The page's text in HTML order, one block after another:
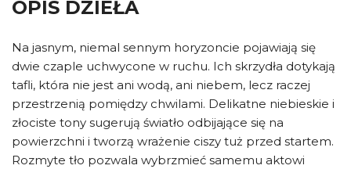
OPIS DZIEŁA
Na jasnym, niemal sennym horyzoncie pojawiają się
dwie czaple uchwycone w ruchu. Ich skrzydła dotykają
tafli, która nie jest ani wodą, ani niebem, lecz raczej
przestrzenią pomiędzy chwilami. Delikatne niebieskie i
złociste tony sugerują światło odbijające się na
powierzchni i tworzą wrażenie ciszy tuż przed startem.
Rozmyte tło pozwala wybrzmieć samemu aktowi